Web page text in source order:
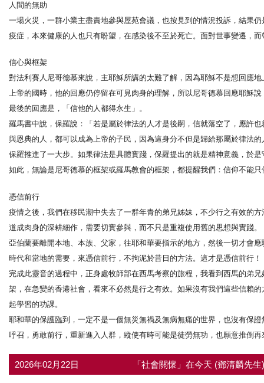
人間的無助
一場火災，一群小業主盡責地參與屋苑會議，也按見到的情況投訴，結果
疫症，本來健康的人也只有盼望，在感染後不至於死亡。面對世事變遷，
信心與框架
對法利賽人尼哥德慕來說，主耶穌所講的太難了解，因為耶穌不是想回應
上帝的國時，他的回應仍停留在可見肉身的理解，所以尼哥德慕回應耶穌
最後的回應是，「信他的人都得永生」。
羅馬書中說，保羅說：「若是屬於律法的人才是後嗣，信就落空了，應許
與恩典的人，都可以成為上帝的子民，因為這身分不但是歸給那屬於律法
保羅推進了一大步。如果律法是具體實踐，保羅提出的就是精神意義，於
如此，無論是尼哥德慕的框架或羅馬教會的框架，都提醒我們：信仰不能
憑信前行
疫情之後，我們在移民潮中失去了一群年青的弟兄姊妹，不少行之有效的
道成肉身的深耕細作，需要切實參與，而不只是重複使用舊的思想與實踐。
亞伯蘭要離開本地、本族、父家，往耶和華要指示的地方，然後一切才會
時代和當地的需要，來憑信前行，不拘泥於昔日的方法。這才是憑信前行！
完成此靈音的過程中，正身處牧師部在西馬考察的旅程，我看到西馬的弟
架，在急變的香港社會，看來不必然是行之有效。如果沒有我們這些信賴
起學習的功課。
耶和華的保護臨到，一定不是一個無災無禍及無病無痛的世界，也沒有保
呼召，勇敢前行，重新進入人群，縱使有時可能是徒勞無功，也願意推倒
2026年02月22日 「社會關懷」在今天 (鄧清麟先